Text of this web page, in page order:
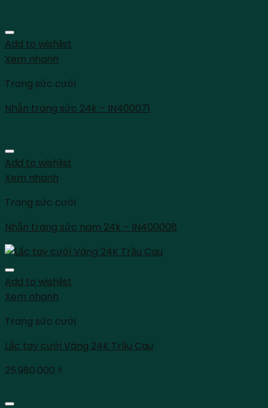
Add to wishlist
Xem nhanh
Trang sức cưới
Nhẫn trang sức 24k – IN400071
Add to wishlist
Xem nhanh
Trang sức cưới
Nhẫn trang sức nam 24k – IN400008
Add to wishlist
Xem nhanh
Trang sức cưới
Lắc tay cưới Vàng 24K Trầu Cau
25.980.000 ₫